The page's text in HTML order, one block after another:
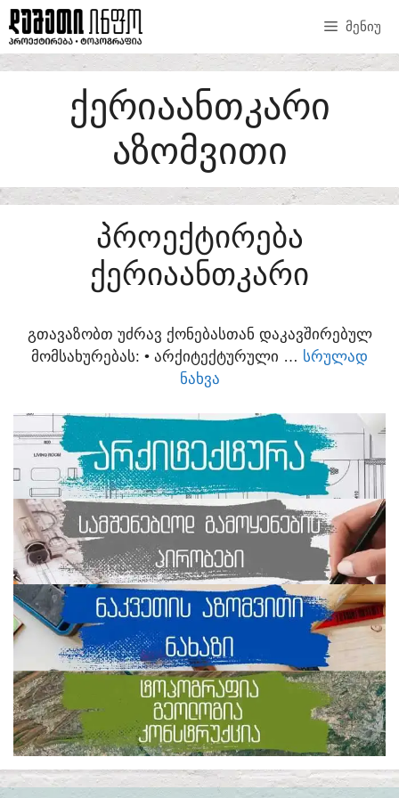
SKIP
TO
CONTENT
ᲛᲔᲜᲘᲣ
ᲥᲔᲠᲘᲐᲐᲜᲗᲙᲐᲠᲘ
ᲐᲖᲝᲛᲕᲘᲗᲘ
ᲞᲠᲝᲔᲥᲢᲘᲠᲔᲑᲐ
ᲥᲔᲠᲘᲐᲐᲜᲗᲙᲐᲠᲘ
ᲒᲗᲐᲕᲐᲖᲝᲑᲗ ᲣᲫᲠᲐᲕ ᲥᲝᲜᲔᲑᲐᲡᲗᲐᲜ ᲓᲐᲙᲐᲕᲨᲘᲠᲔᲑᲣᲚ
ᲛᲝᲛᲡᲐᲮᲣᲠᲔᲑᲐᲡ:​ • ᲐᲠᲥᲘᲢᲔᲥᲢᲣᲠᲣᲚᲘ … ᲡᲠᲣᲚᲐᲓ
ᲜᲐᲮᲕᲐ